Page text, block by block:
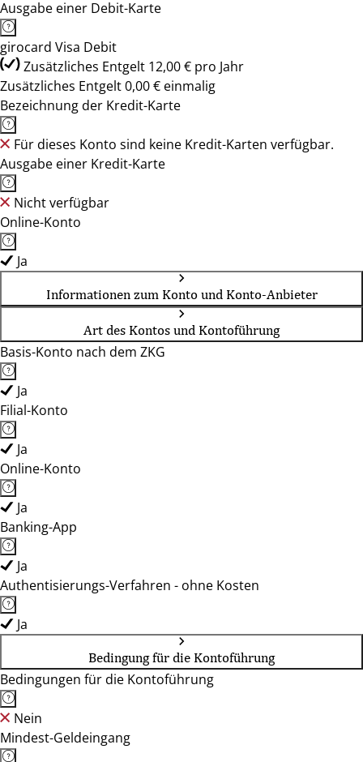
Ausgabe einer Debit-Karte
girocard Visa Debit
Zusätzliches Entgelt 12,00 € pro Jahr
Zusätzliches Entgelt 0,00 € einmalig
Bezeichnung der Kredit-Karte
Für dieses Konto sind keine Kredit-Karten verfügbar.
Ausgabe einer Kredit-Karte
Nicht verfügbar
Online-Konto
Ja
Informationen zum Konto und Konto-Anbieter
Art des Kontos und Kontoführung
Basis-Konto nach dem ZKG
Ja
Filial-Konto
Ja
Online-Konto
Ja
Banking-App
Ja
Authentisierungs-Verfahren - ohne Kosten
Ja
Bedingung für die Kontoführung
Bedingungen für die Kontoführung
Nein
Mindest-Geldeingang